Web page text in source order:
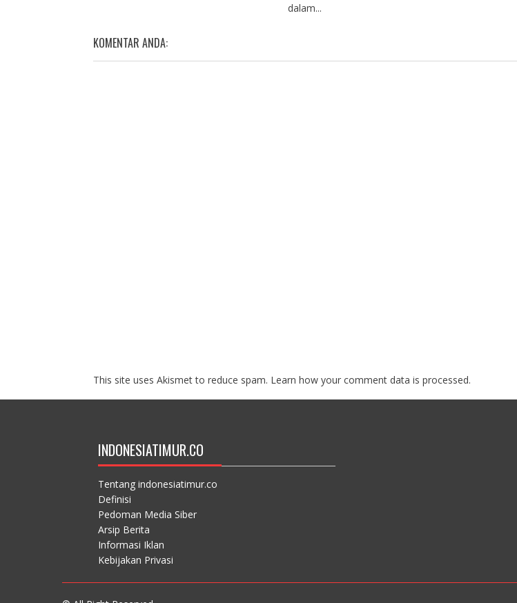
dalam...
KOMENTAR ANDA:
This site uses Akismet to reduce spam. Learn how your comment data is processed.
INDONESIATIMUR.CO
Tentang indonesiatimur.co
Definisi
Pedoman Media Siber
Arsip Berita
Informasi Iklan
Kebijakan Privasi